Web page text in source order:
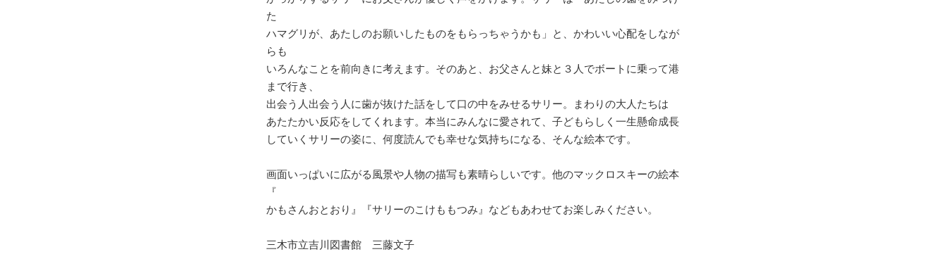
た
ハマグリが、あたしのお願いしたものをもらっちゃうかも」と、かわいい心配をしなが
らも
いろんなことを前向きに考えます。そのあと、お父さんと妹と３人でボートに乗って港
まで行き、
出会う人出会う人に歯が抜けた話をして口の中をみせるサリー。まわりの大人たちは
あたたかい反応をしてくれます。本当にみんなに愛されて、子どもらしく一生懸命成長
していくサリーの姿に、何度読んでも幸せな気持ちになる、そんな絵本です。
画面いっぱいに広がる風景や人物の描写も素晴らしいです。他のマックロスキーの絵本
『
かもさんおとおり』『サリーのこけももつみ』などもあわせてお楽しみください。
三木市立吉川図書館 三藤文子